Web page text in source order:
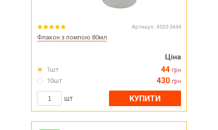
Артикул: 4503-3444
Флакон з помпою 80мл
Ціна
1шт 44 грн
10шт 430 грн
шт КУПИТИ